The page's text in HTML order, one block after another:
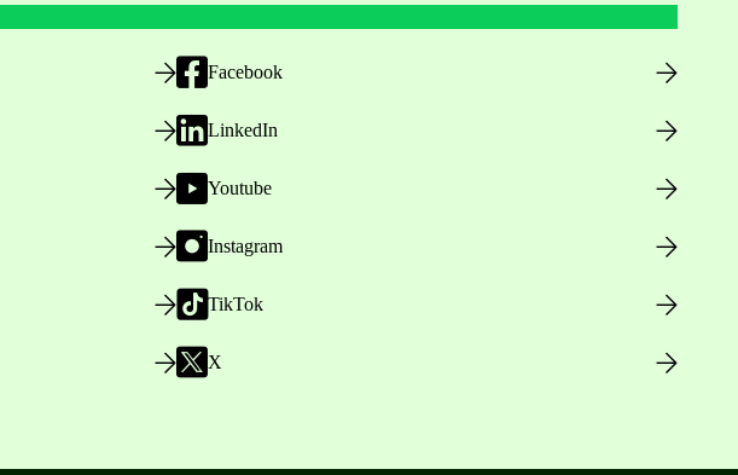
Facebook
LinkedIn
Youtube
Instagram
TikTok
X